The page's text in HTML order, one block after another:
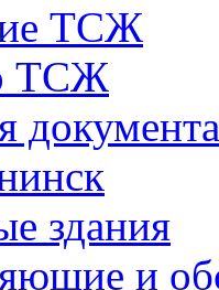
ТСЖ
ТСЖ
здания
и